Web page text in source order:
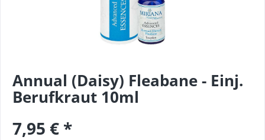
Annual (Daisy) Fleabane - Einj.
Berufkraut 10ml
7,95 € *